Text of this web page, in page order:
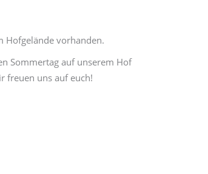
Hofgelände vorhanden.
Sommertag auf unserem Hof
freuen uns auf euch!